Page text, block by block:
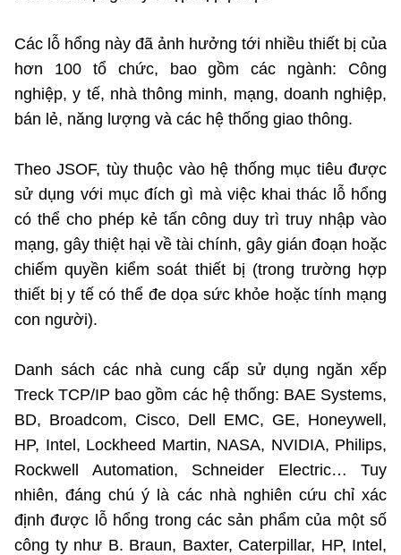
Các lỗ hổng này đã ảnh hưởng tới nhiều thiết bị của
hơn 100 tổ chức, bao gồm các ngành: Công
nghiệp, y tế, nhà thông minh, mạng, doanh nghiệp,
bán lẻ, năng lượng và các hệ thống giao thông.
Theo JSOF, tùy thuộc vào hệ thống mục tiêu được
sử dụng với mục đích gì mà việc khai thác lỗ hổng
có thể cho phép kẻ tấn công duy trì truy nhập vào
mạng, gây thiệt hại về tài chính, gây gián đoạn hoặc
chiếm quyền kiểm soát thiết bị (trong trường hợp
thiết bị y tế có thể đe dọa sức khỏe hoặc tính mạng
con người).
Danh sách các nhà cung cấp sử dụng ngăn xếp
Treck TCP/IP bao gồm các hệ thống: BAE Systems,
BD, Broadcom, Cisco, Dell EMC, GE, Honeywell,
HP, Intel, Lockheed Martin, NASA, NVIDIA, Philips,
Rockwell Automation, Schneider Electric… Tuy
nhiên, đáng chú ý là các nhà nghiên cứu chỉ xác
định được lỗ hổng trong các sản phẩm của một số
công ty như B. Braun, Baxter, Caterpillar, HP, Intel,